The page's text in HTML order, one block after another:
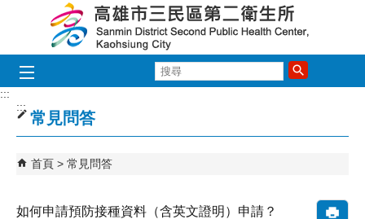
跳到主要內容區塊
尋
:::
:::
常見問答
首頁 常見問答
如何申請預防接種資料（含英文證明）申請？